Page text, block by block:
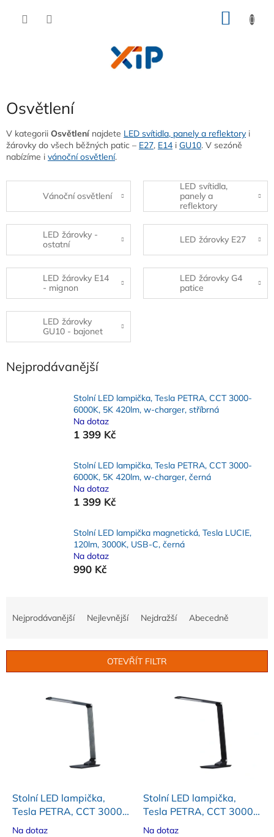
Osvětlení
V kategorii Osvětlení najdete LED svítidla, panely a reflektory i
žárovky do všech běžných patic – E27, E14 i GU10. V sezóně
nabízíme i vánoční osvětlení.
Vánoční osvětlení
LED svítidla,
panely a
reflektory
LED žárovky -
ostatní
LED žárovky E27
LED žárovky E14
- mignon
LED žárovky G4
patice
LED žárovky
GU10 - bajonet
Nejprodávanější
Stolní LED lampička, Tesla PETRA, CCT 3000-
6000K, 5K 420lm, w-charger, stříbrná
Na dotaz
1 399 Kč
Stolní LED lampička, Tesla PETRA, CCT 3000-
6000K, 5K 420lm, w-charger, černá
Na dotaz
1 399 Kč
Stolní LED lampička magnetická, Tesla LUCIE,
120lm, 3000K, USB-C, černá
Na dotaz
990 Kč
í
Nejprodávanější Nejlevnější Nejdražší Abecedně
OTEVŘÍT FILTR
u
Stolní LED lampička,
Tesla PETRA, CCT 3000-
6000K, 5K 420lm, w-
Na dotaz
Stolní LED lampička,
Tesla PETRA, CCT 3000-
6000K, 5K 420lm, w-
Na dotaz